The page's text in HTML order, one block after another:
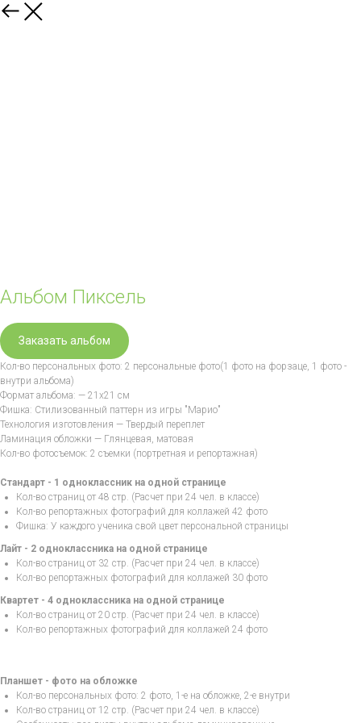
Альбом Пиксель
Заказать альбом
Кол-во персональных фото: 2 персональные фото(1 фото на форзаце, 1 фото -
внутри альбома)
Формат альбома: — 21х21 см
Фишка: Стилизованный паттерн из игры "Марио"
Технология изготовления — Твердый переплет
Ламинация обложки — Глянцевая, матовая
Кол-во фотосъемок: 2 съемки (портретная и репортажная)
Стандарт - 1 одноклассник на одной странице
Кол-во страниц от 48 стр. (Расчет при 24 чел. в классе)
Кол-во репортажных фотографий для коллажей 42 фото
Фишка: У каждого ученика свой цвет персональной страницы
Лайт - 2 одноклассника на одной странице
Кол-во страниц от 32 стр. (Расчет при 24 чел. в классе)
Кол-во репортажных фотографий для коллажей 30 фото
Квартет - 4 одноклассника на одной странице
Кол-во страниц от 20 стр. (Расчет при 24 чел. в классе)
Кол-во репортажных фотографий для коллажей 24 фото
Планшет - фото на обложке
Кол-во персональных фото: 2 фото, 1-е на обложке, 2-е внутри
Кол-во страниц от 12 стр. (Расчет при 24 чел. в классе)